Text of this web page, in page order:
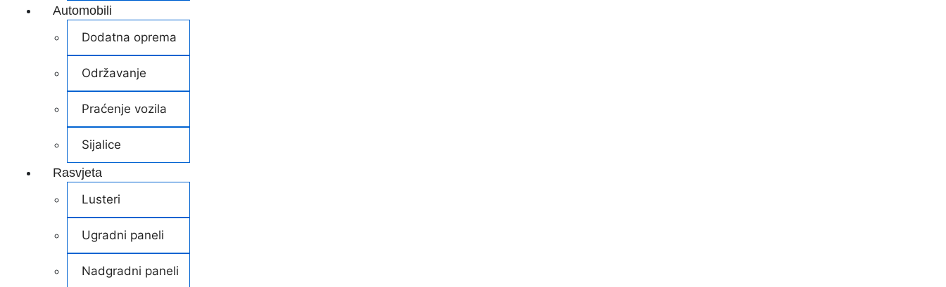
Automobili
Dodatna oprema
Održavanje
Praćenje vozila
Sijalice
Rasvjeta
Lusteri
Ugradni paneli
Nadgradni paneli